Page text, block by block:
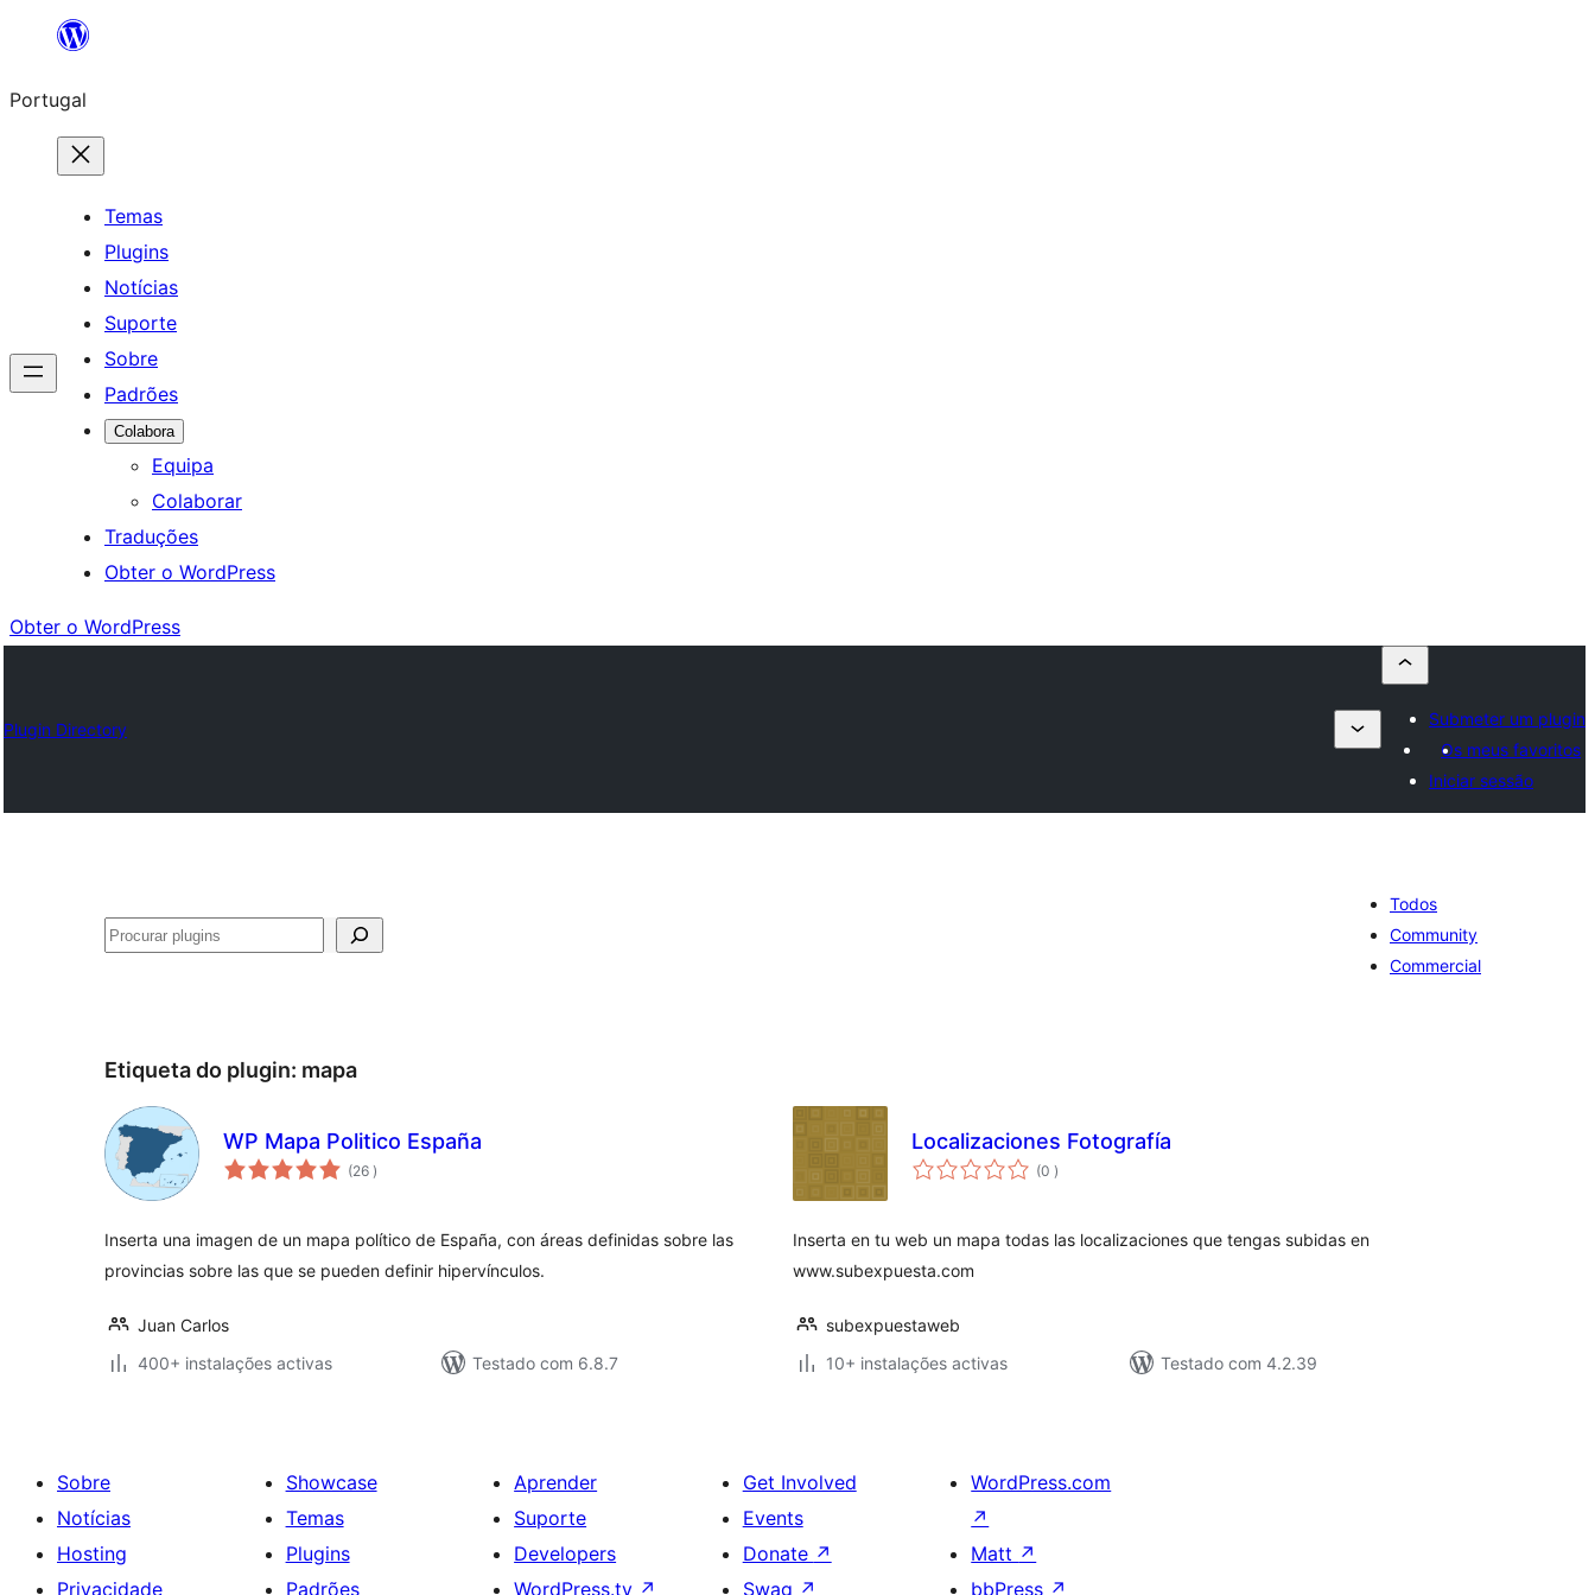
Saltar
o
conteúdo
Portugal
Temas
Plugins
Notícias
Suporte
Sobre
Padrões
Colabora
Equipa
Colaborar
Traduções
Obter o WordPress
Obter o WordPress
Plugin Directory
Submeter um plugin
Os meus favoritos
Iniciar sessão
Pesquisar
Todos
Community
Commercial
Etiqueta do plugin: mapa
WP Mapa Politico España
(26 classificações
)
Inserta una imagen de un mapa político de España, con áreas definidas sobre las
provincias sobre las que se pueden definir hipervínculos.
Juan Carlos
400+ instalações activas
Testado com 6.8.7
Localizaciones Fotografía
(0 classificações
)
Inserta en tu web un mapa todas las localizaciones que tengas subidas en
www.subexpuesta.com
subexpuestaweb
10+ instalações activas
Testado com 4.2.39
Sobre
Notícias
Hosting
Privacidade
Showcase
Temas
Plugins
Padrões
Aprender
Suporte
Developers
WordPress.tv ↗
Get Involved
Events
Donate ↗
Swag ↗
WordPress.com
↗
Matt ↗
bbPress ↗